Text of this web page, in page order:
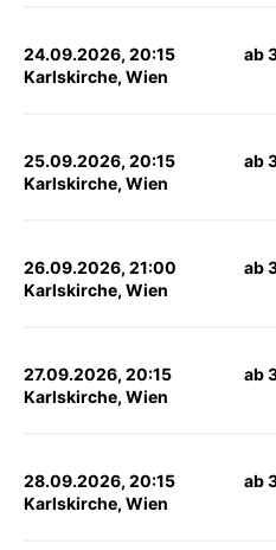
24.09.2026, 20:15
Karlskirche, Wien
ab
25.09.2026, 20:15
Karlskirche, Wien
ab
26.09.2026, 21:00
Karlskirche, Wien
ab
27.09.2026, 20:15
Karlskirche, Wien
ab
28.09.2026, 20:15
Karlskirche, Wien
ab